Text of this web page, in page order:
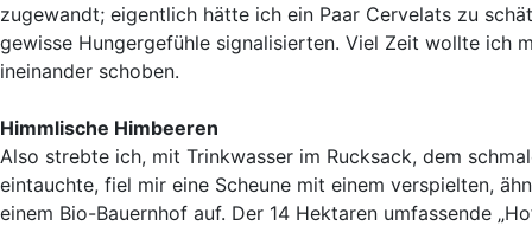
zugewandt; eigentlich hätte ich ein Paar Cervelats zu
gewisse Hungergefühle signalisierten. Viel Zeit wollte ich
ineinander schoben.
Himmlische Himbeeren
Also strebte ich, mit Trinkwasser im Rucksack, dem
eintauchte, fiel mir eine Scheune mit einem verspielten,
einem Bio-Bauernhof auf. Der 14 Hektaren umfassende